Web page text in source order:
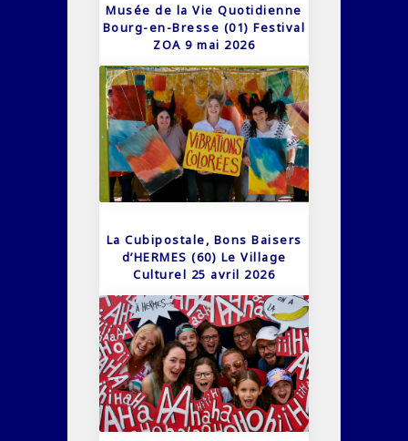
Musée de la Vie Quotidienne
Bourg-en-Bresse (01) Festival
ZOA 9 mai 2026
La Cubipostale, Bons Baisers
d’HERMES (60) Le Village
Culturel 25 avril 2026